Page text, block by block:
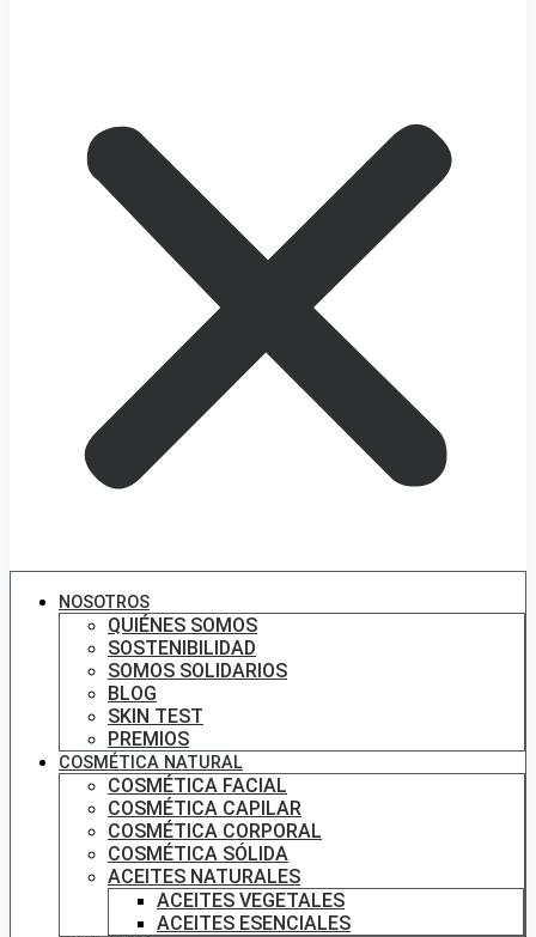
NOSOTROS
QUIÉNES SOMOS
SOSTENIBILIDAD
SOMOS SOLIDARIOS
BLOG
SKIN TEST
PREMIOS
COSMÉTICA NATURAL
COSMÉTICA FACIAL
COSMÉTICA CAPILAR
COSMÉTICA CORPORAL
COSMÉTICA SÓLIDA
ACEITES NATURALES
ACEITES VEGETALES
ACEITES ESENCIALES